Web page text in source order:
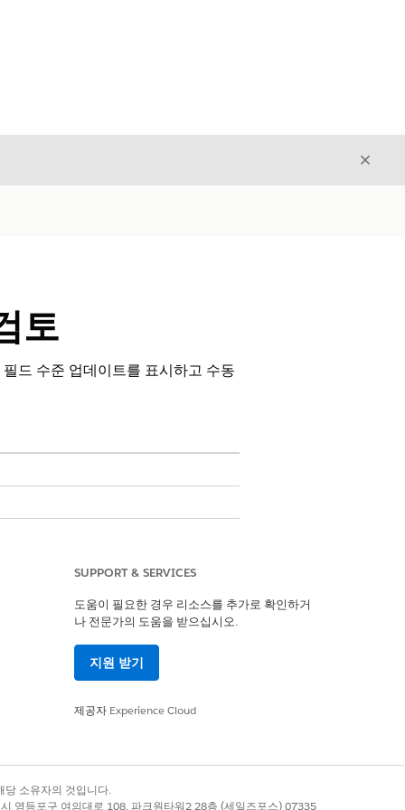
닫기
토
드 수준 업데이트를 표시하고 수동
SUPPORT & SERVICES
도움이 필요한 경우 리소스를 추가로 확인하거
나 전문가의 도움을 받으십시오.
지원 받기
제공자 Experience Cloud
소유자의 것입니다.
영등포구 여의대로 108, 파크원타워2 28층 (세일즈포스) 07335